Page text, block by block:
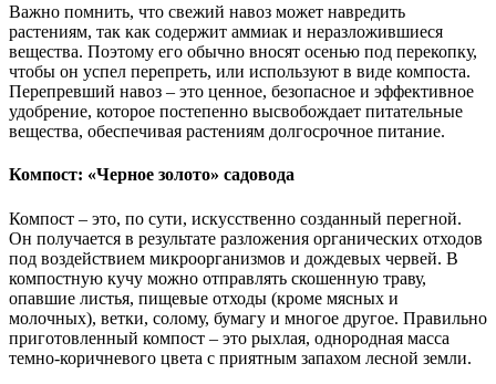
Важно помнить, что свежий навоз может навредить
растениям, так как содержит аммиак и неразложившиеся
вещества. Поэтому его обычно вносят осенью под перекопку,
чтобы он успел перепреть, или используют в виде компоста.
Перепревший навоз – это ценное, безопасное и эффективное
удобрение, которое постепенно высвобождает питательные
вещества, обеспечивая растениям долгосрочное питание.
Компост: «Черное золото» садовода
Компост – это, по сути, искусственно созданный перегной.
Он получается в результате разложения органических отходов
под воздействием микроорганизмов и дождевых червей. В
компостную кучу можно отправлять скошенную траву,
опавшие листья, пищевые отходы (кроме мясных и
молочных), ветки, солому, бумагу и многое другое. Правильно
приготовленный компост – это рыхлая, однородная масса
темно-коричневого цвета с приятным запахом лесной земли.